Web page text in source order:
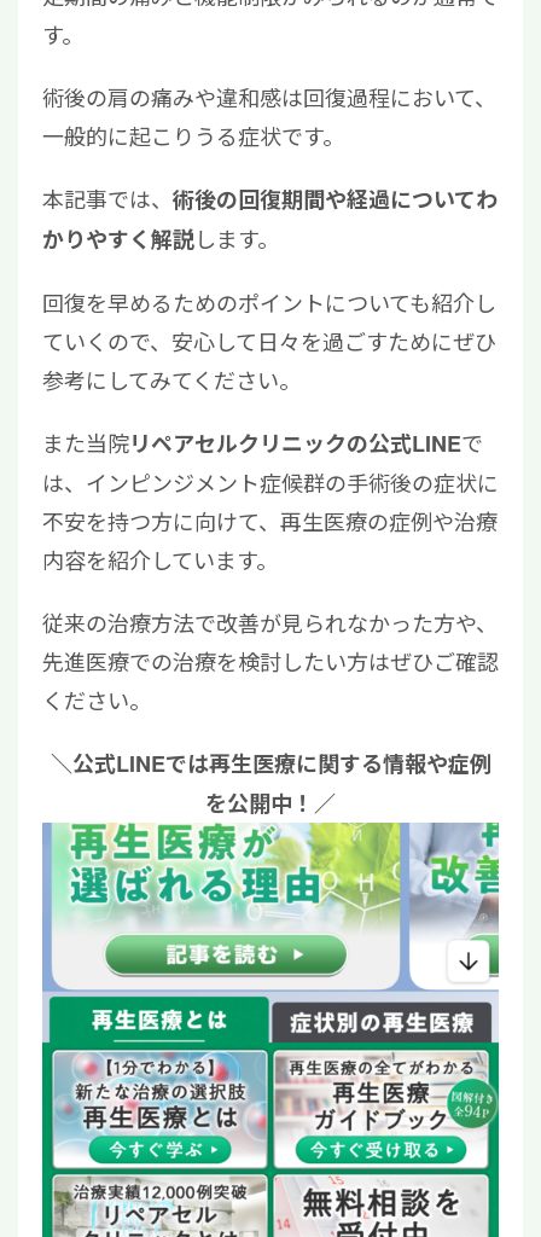
す。
術後の肩の痛みや違和感は回復過程において、
一般的に起こりうる症状です。
本記事では、 術後の回復期間や経過についてわ
かりやすく解説します。
回復を早めるためのポイントについても紹介し
ていくので、安心して日々を過ごすためにぜひ
参考にしてみてください。
また当院リペアセルクリニックの公式LINEで
は、インピンジメント症候群の手術後の症状に
不安を持つ方に向けて、再生医療の症例や治療
内容を紹介しています。
従来の治療方法で改善が見られなかった方や、
先進医療での治療を検討したい方はぜひご確認
ください。
＼公式LINEでは再生医療に関する情報や症例
を公開中！／